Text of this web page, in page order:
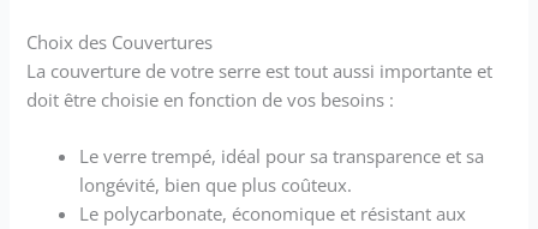
Choix des Couvertures
La couverture de votre serre est tout aussi importante et
doit être choisie en fonction de vos besoins :
Le verre trempé, idéal pour sa transparence et sa
longévité, bien que plus coûteux.
Le polycarbonate, économique et résistant aux